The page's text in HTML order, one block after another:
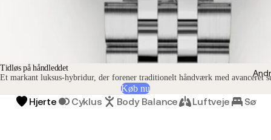
Tidløs på håndleddet
Et markant luksus-hybridur, der forener traditionelt håndværk med avanceret
Køb nu
Hjerte Cyklus Body Balance Luftveje Søvn